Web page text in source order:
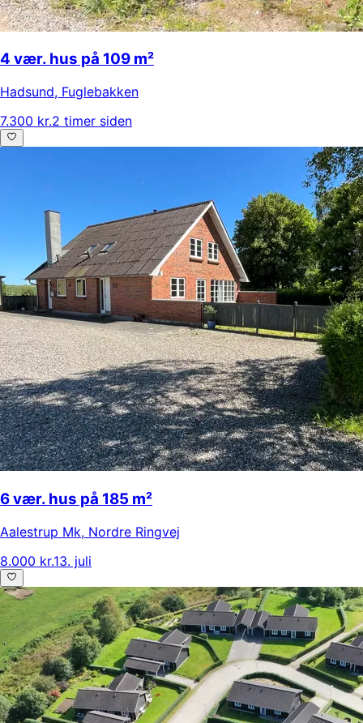
4 vær. hus på 109 m²
Hadsund, Fuglebakken
7.300 kr.2 timer siden
6 vær. hus på 185 m²
Aalestrup Mk, Nordre Ringvej
8.000 kr.13. juli